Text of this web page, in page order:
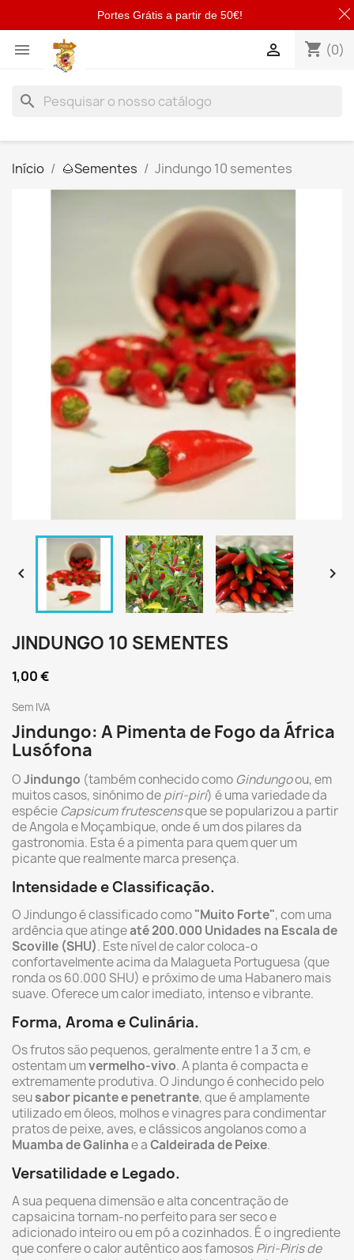
 shopping_cart (0)

search
Início 🌰​Sementes Jindungo 10 sementes
 
JINDUNGO 10 SEMENTES
1,00 €
Sem IVA
Jindungo: A Pimenta de Fogo da África
Lusófona
OJindungo (também conhecido como Gindungoou, em
muitos casos, sinónimo depiri-piri) é uma variedade da
espécie Capsicum frutescensque se popularizou a partir
de Angola e Moçambique, onde é um dos pilares da
gastronomia. Esta é a pimenta para quem quer um
picante que realmente marca presença.
Intensidade e Classificação.
O Jindungo é classificado como"Muito Forte", com uma
ardência que atingeaté 200.000 Unidades na Escala de
Scoville (SHU). Este nível de calor coloca-o
confortavelmente acima da Malagueta Portuguesa (que
ronda os 60.000 SHU) e próximo de uma Habanero mais
suave. Oferece um calor imediato, intenso e vibrante.
Forma, Aroma e Culinária.
Os frutos são pequenos, geralmente entre 1 a 3 cm, e
ostentam umvermelho-vivo. A planta é compacta e
extremamente produtiva. O Jindungo é conhecido pelo
seusabor picante e penetrante, que é amplamente
utilizado em óleos, molhos e vinagres para condimentar
pratos de peixe, aves, e clássicos angolanos como a
Muamba de Galinhae aCaldeirada de Peixe.
Versatilidade e Legado.
A sua pequena dimensão e alta concentração de
capsaicina tornam-no perfeito para ser seco e
adicionado inteiro ou em pó a cozinhados. É o ingrediente
que confere o calor autêntico aos famososPiri-Piris de
Portes Grátis a partir de 50€!